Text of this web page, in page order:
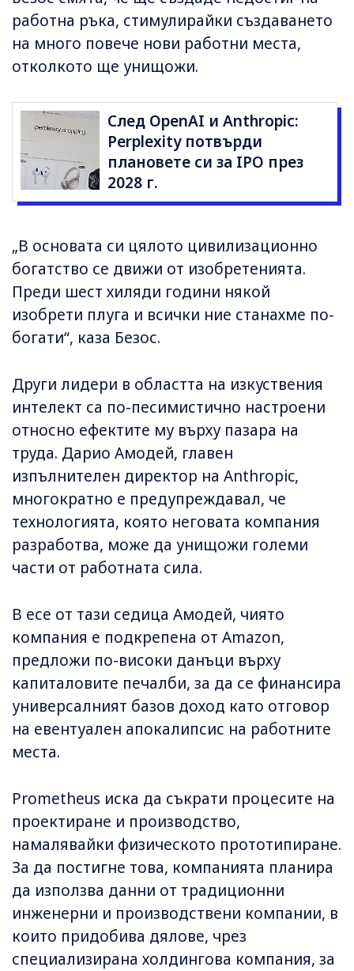
работна ръка, стимулирайки създаването
на много повече нови работни места,
отколкото ще унищожи.
След OpenAI и Anthropic:
Perplexity потвърди
плановете си за IPO през
2028 г.
„В основата си цялото цивилизационно
богатство се движи от изобретенията.
Преди шест хиляди години някой
изобрети плуга и всички ние станахме по-
богати“, каза Безос.
Други лидери в областта на изкуствения
интелект са по-песимистично настроени
относно ефектите му върху пазара на
труда. Дарио Амодей, главен
изпълнителен директор на Anthropic,
многократно е предупреждавал, че
технологията, която неговата компания
разработва, може да унищожи големи
части от работната сила.
В есе от тази седица Амодей, чиято
компания е подкрепена от Amazon,
предложи по-високи данъци върху
капиталовите печалби, за да се финансира
универсалният базов доход като отговор
на евентуален апокалипсис на работните
места.
Prometheus иска да съкрати процесите на
проектиране и производство,
намалявайки физическото прототипиране.
За да постигне това, компанията планира
да използва данни от традиционни
инженерни и производствени компании, в
които придобива дялове, чрез
специализирана холдингова компания, за